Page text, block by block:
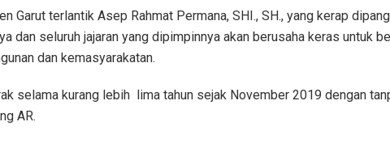
Garut terlantik Asep Rahmat Permana, SHI., SH., yang kerap
dan seluruh jajaran yang dipimpinnya akan berusaha keras untuk
dan kemasyarakatan.
selama kurang lebih lima tahun sejak November 2019 dengan
AR.